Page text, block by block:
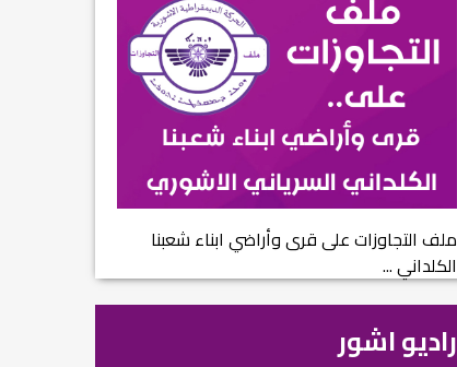
ملف التجاوزات على قرى وأراضي ابناء شعبنا
الكلداني ...
راديو اشور